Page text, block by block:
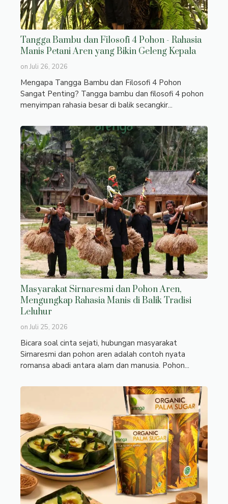
Tangga Bambu dan Filosofi 4 Pohon - Rahasia
Manis Petani Aren yang Bikin Geleng Kepala
on Juli 26, 2026
Mengapa Tangga Bambu dan Filosofi 4 Pohon
Sangat Penting? Tangga bambu dan filosofi 4 pohon
menyimpan rahasia besar di balik secangkir...
Masyarakat Sirnaresmi dan Pohon Aren,
Mengungkap Rahasia Manis di Balik Tradisi
Leluhur
on Juli 25, 2026
Bicara soal cinta sejati, hubungan masyarakat
Sirnaresmi dan pohon aren adalah contoh nyata
romansa abadi antara alam dan manusia. Pohon...